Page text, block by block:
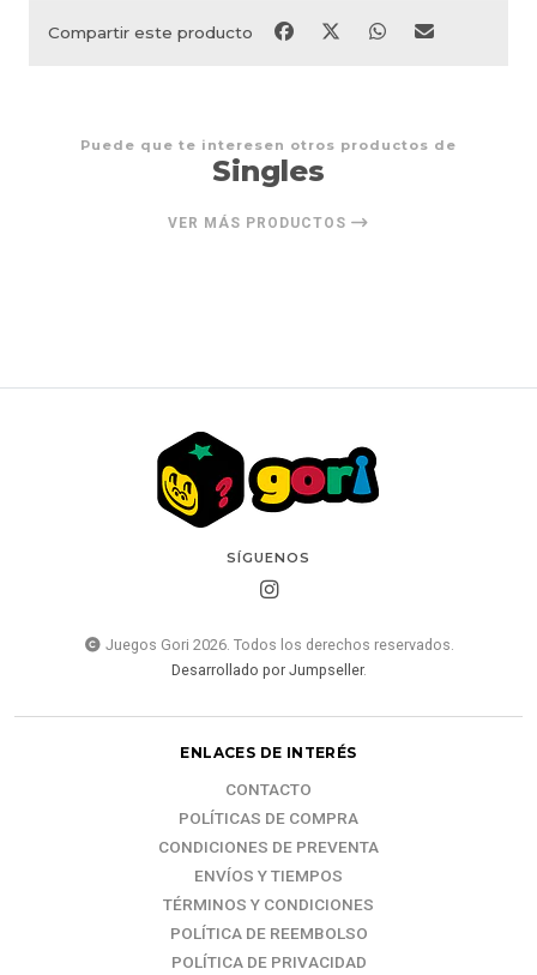
Compartir este producto
Puede que te interesen otros productos de
Singles
VER MÁS PRODUCTOS
SÍGUENOS
Juegos Gori 2026. Todos los derechos reservados.
Desarrollado por Jumpseller.
ENLACES DE INTERÉS
CONTACTO
POLÍTICAS DE COMPRA
CONDICIONES DE PREVENTA
ENVÍOS Y TIEMPOS
TÉRMINOS Y CONDICIONES
POLÍTICA DE REEMBOLSO
POLÍTICA DE PRIVACIDAD